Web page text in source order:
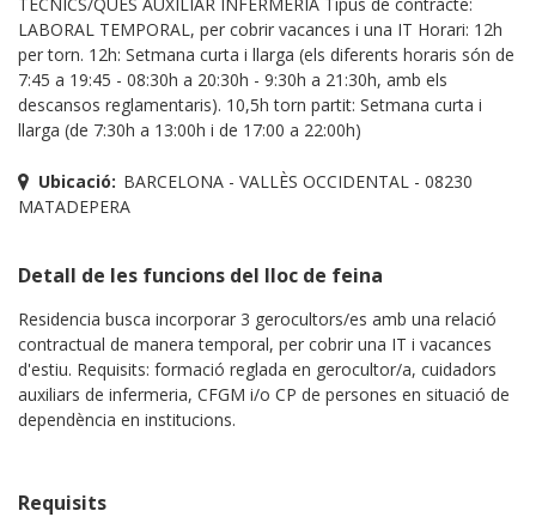
LABORAL TEMPORAL, per cobrir vacances i una IT Horari: 12h
per torn. 12h: Setmana curta i llarga (els diferents horaris són de
7:45 a 19:45 - 08:30h a 20:30h - 9:30h a 21:30h, amb els
descansos reglamentaris). 10,5h torn partit: Setmana curta i
llarga (de 7:30h a 13:00h i de 17:00 a 22:00h)
Ubicació: BARCELONA - VALLÈS OCCIDENTAL - 08230
MATADEPERA
Detall de les funcions del lloc de feina
Residencia busca incorporar 3 gerocultors/es amb una relació
contractual de manera temporal, per cobrir una IT i vacances
d'estiu. Requisits: formació reglada en gerocultor/a, cuidadors
auxiliars de infermeria, CFGM i/o CP de persones en situació de
dependència en institucions.
Requisits